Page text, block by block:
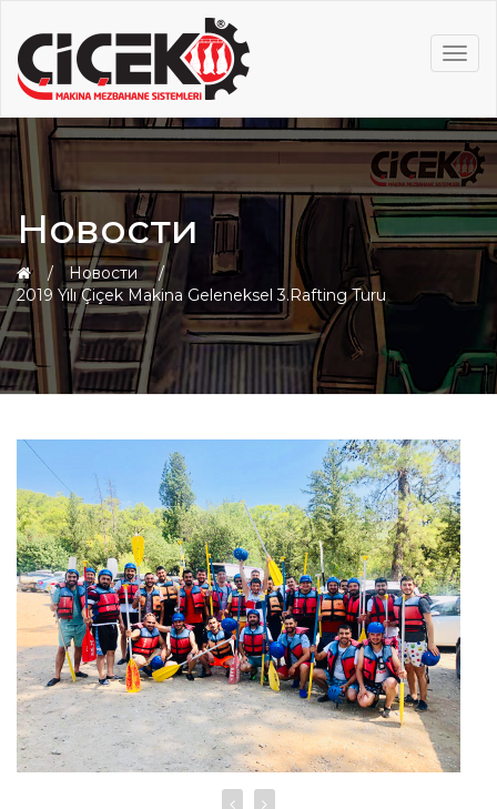
Новости
Новости
2019 Yılı Çiçek Makina Geleneksel 3.Rafting Turu